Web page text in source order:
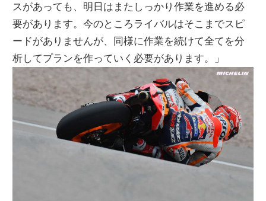
スがあっても、明日はまたしっかり作業を進める必
要があります。今のところライバルはそこまでスピ
ードがありませんが、同様に作業を続けて全てを分
析してプランを作っていく必要があります。」